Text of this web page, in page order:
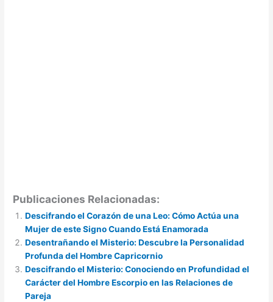
Publicaciones Relacionadas:
Descifrando el Corazón de una Leo: Cómo Actúa una
Mujer de este Signo Cuando Está Enamorada
Desentrañando el Misterio: Descubre la Personalidad
Profunda del Hombre Capricornio
Descifrando el Misterio: Conociendo en Profundidad el
Carácter del Hombre Escorpio en las Relaciones de
Pareja